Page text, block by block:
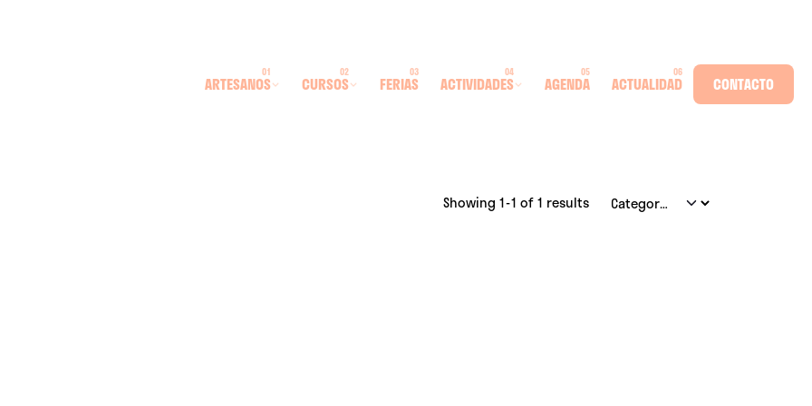
ARTESANOS CURSOS FERIAS ACTIVIDADES AGENDA ACTUALIDAD CONTACTO
Showing 1-1 of 1 results